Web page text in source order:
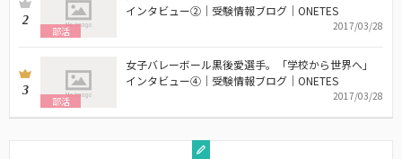
2
部活
インタビュー②｜受験情報ブログ｜ONETES
2017/03/28
3
部活
女子バレーボール黒後愛選手。「学校から世界へ」
インタビュー④｜受験情報ブログ｜ONETES
2017/03/28